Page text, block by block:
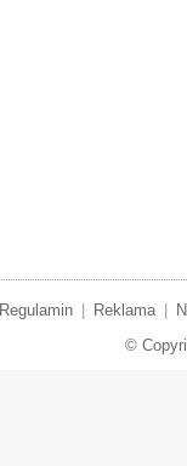
Regulamin Reklama
©